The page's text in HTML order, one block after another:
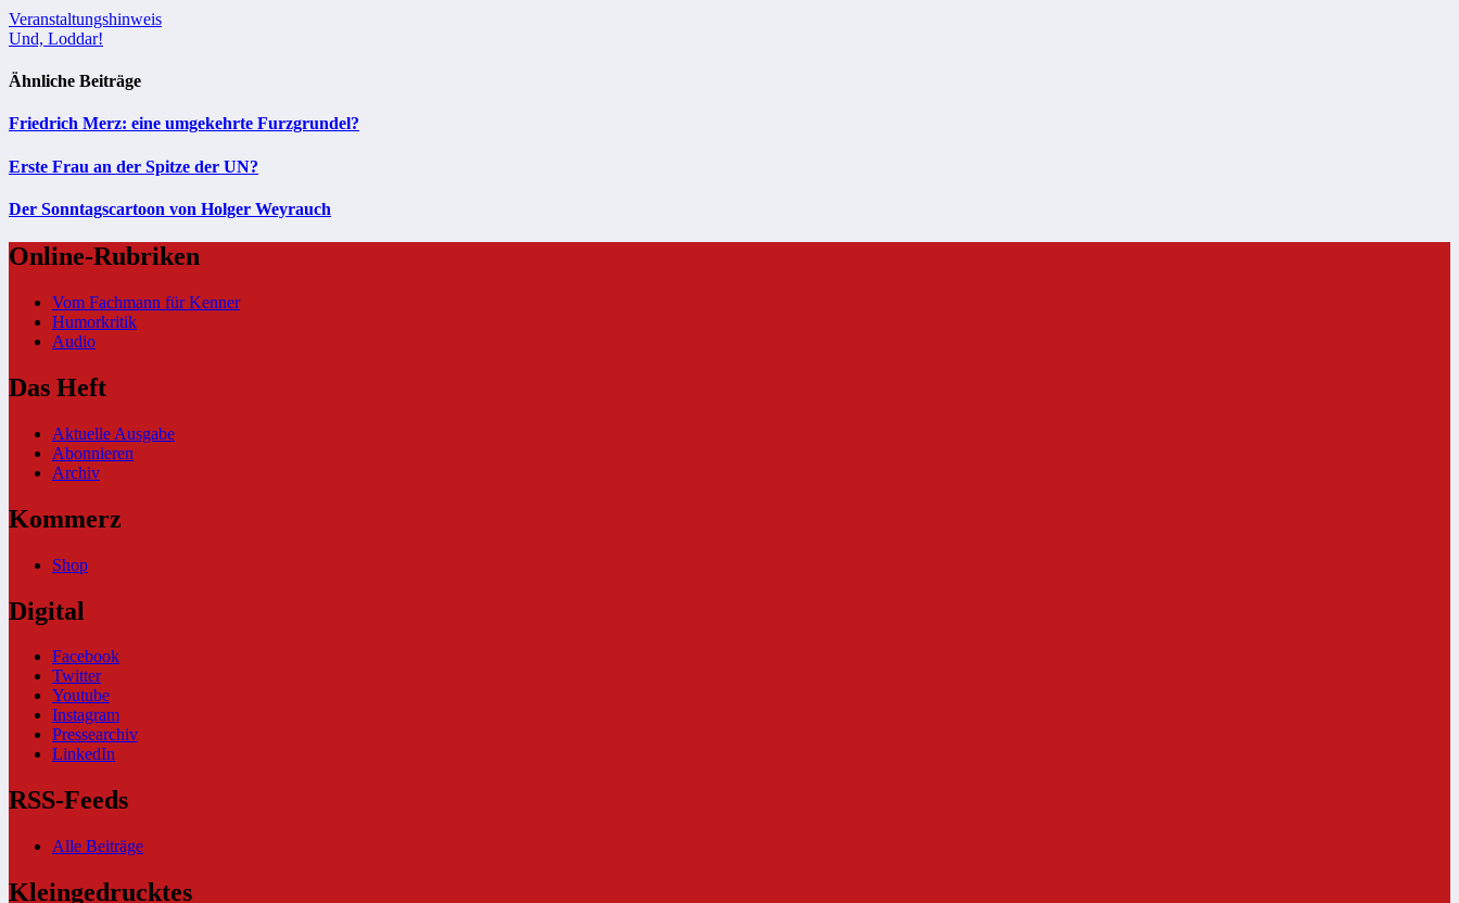
Beitragsnavigation
Veranstaltungshinweis
Und, Loddar!
Ähnliche Beiträge
Friedrich Merz: eine umgekehrte Furzgrundel?
Erste Frau an der Spitze der UN?
Der Sonntagscartoon von Holger Weyrauch
Online-Rubriken
Vom Fachmann für Kenner
Humorkritik
Audio
Das Heft
Aktuelle Ausgabe
Abonnieren
Archiv
Kommerz
Shop
Digital
Facebook
Twitter
Youtube
Instagram
Pressearchiv
LinkedIn
RSS-Feeds
Alle Beiträge
Kleingedrucktes